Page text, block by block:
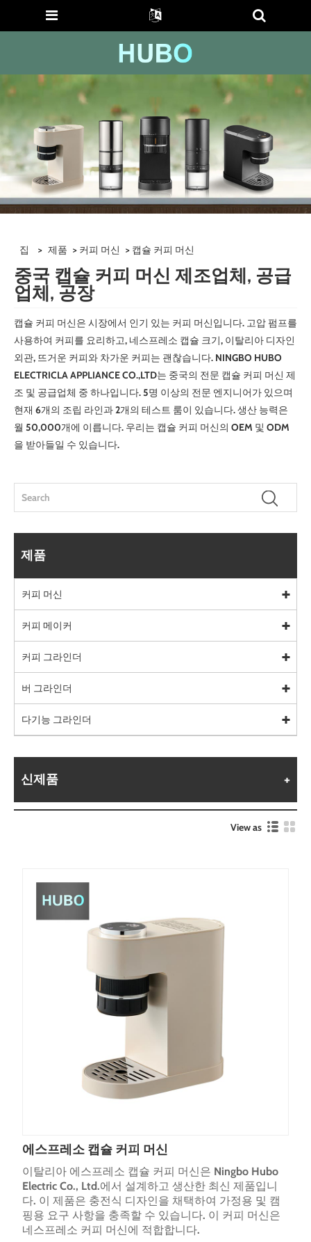
집 > 제품 > 커피 머신 > 캡슐 커피 머신
중국 캡슐 커피 머신 제조업체, 공급
업체, 공장
캡슐 커피 머신은 시장에서 인기 있는 커피 머신입니다. 고압 펌프를
사용하여 커피를 요리하고, 네스프레소 캡슐 크기, 이탈리아 디자인
외관, 뜨거운 커피와 차가운 커피는 괜찮습니다. NINGBO HUBO
ELECTRICLA APPLIANCE CO.,LTD는 중국의 전문 캡슐 커피 머신 제
조 및 공급업체 중 하나입니다. 5명 이상의 전문 엔지니어가 있으며
현재 6개의 조립 라인과 2개의 테스트 룸이 있습니다. 생산 능력은
월 50,000개에 이릅니다. 우리는 캡슐 커피 머신의 OEM 및 ODM
을 받아들일 수 있습니다.
제품
커피 머신
커피 메이커
커피 그라인더
버 그라인더
다기능 그라인더
신제품
View as
에스프레소 캡슐 커피 머신
이탈리아 에스프레소 캡슐 커피 머신은 Ningbo Hubo
Electric Co., Ltd.에서 설계하고 생산한 최신 제품입니
다. 이 제품은 충전식 디자인을 채택하여 가정용 및 캠
핑용 요구 사항을 충족할 수 있습니다. 이 커피 머신은
네스프레소 커피 머신에 적합합니다.